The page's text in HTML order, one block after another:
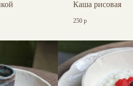
Каша рисовая
250 р